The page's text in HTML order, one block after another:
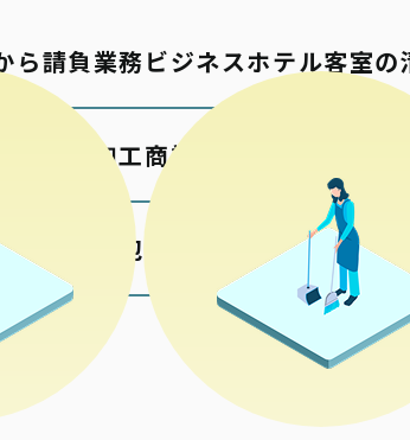
ら請負業務
包材の加工
種検品梱包
ビジネスホテル客室の
商業施設の清掃
公共施設の清掃